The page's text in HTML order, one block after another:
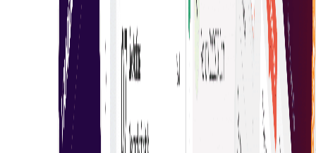
Gunakan AI dan ML untuk mendapatkan kecerdasan
data daripada tingkah laku perniagaan anda dan
perbaiki keputusan transaksi eAuction.